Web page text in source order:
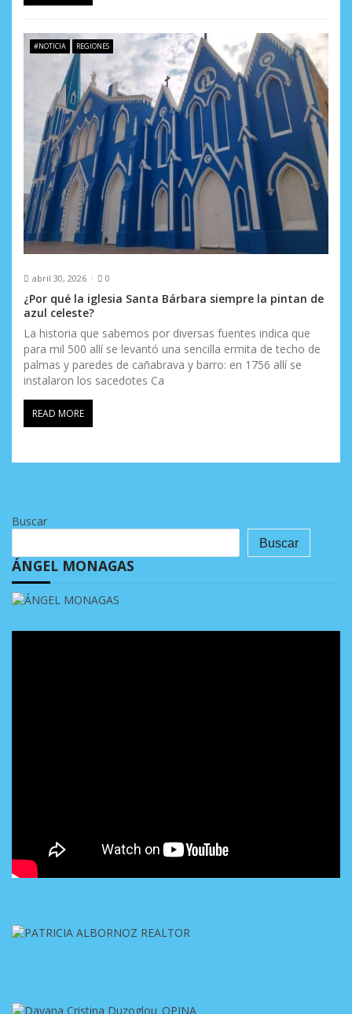
#NOTICIA REGIONES
abril 30, 2026 0
¿Por qué la iglesia Santa Bárbara siempre la pintan de
azul celeste?
La historia que sabemos por diversas fuentes indica que
para mil 500 allí se levantó una sencilla ermita de techo de
palmas y paredes de cañabrava y barro: en 1756 allí se
instalaron los sacedotes Ca
READ MORE
Buscar
Buscar
ÁNGEL MONAGAS